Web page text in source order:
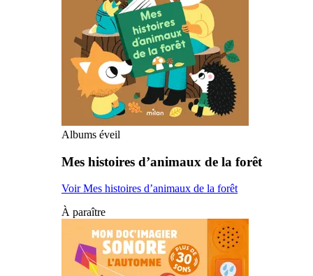
Albums éveil
Mes histoires d’animaux de la forêt
Voir Mes histoires d’animaux de la forêt
À paraître